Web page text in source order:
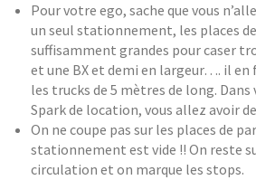
Pour votre ego, sache que vous
un seul stationnement, les places
suffisamment grandes pour caser
et une BX et demi en largeur…. il en
les trucks de 5 mètres de long.
Spark de location, vous allez avoir
On ne coupe pas sur les places de
stationnement est vide !! On reste
circulation et on marque les stops.